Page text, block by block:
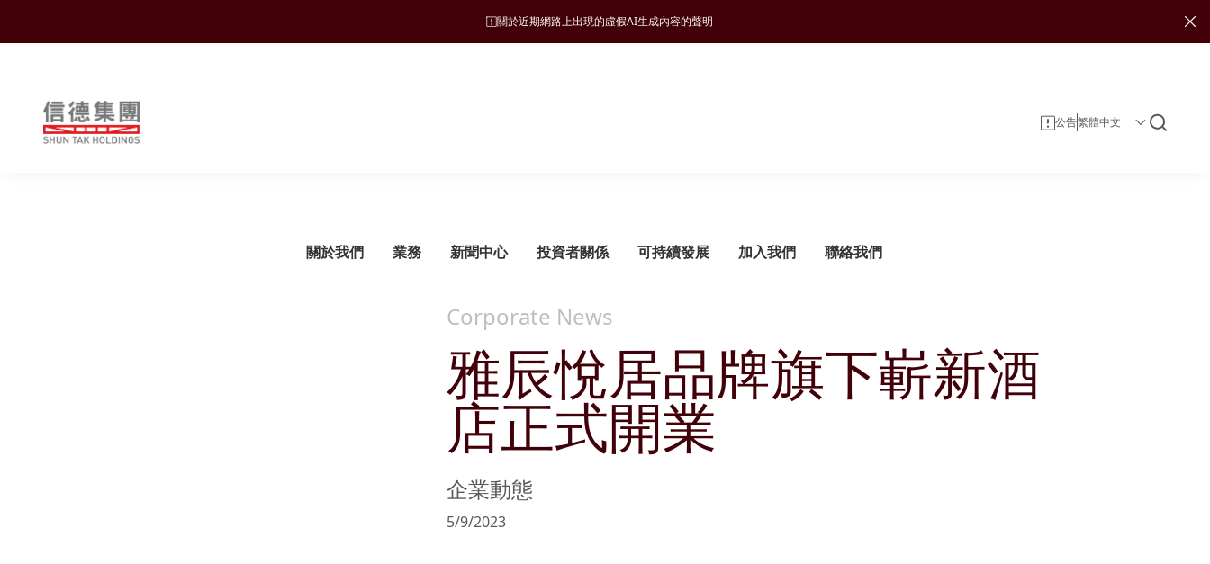
關於近期網路上出現的虛假AI生成內容的聲明
Shuntak Group
關於我們
願景、使命和營商宗旨
集團發展里程碑
管理層簡介
主席報告書
企業資料
企業管治
業務
旅遊
酒店
文化與消閑
地產
物業發展
投資
娛樂
新聞中心
新聞稿
投資者關係
監管披露
財務報告
公告及通函
投資者服務
投資者日誌
可持續發展
可持續發展管理
管治架構
可持續發展目標
風險管理
政策及聲明
ESG 支柱
自然諧和
商社共榮
可持續發展報告
加入我們 聯絡我們
公告
Corporate News
雅辰悅居品牌旗下嶄新酒
店正式開業
企業動態
5/9/2023